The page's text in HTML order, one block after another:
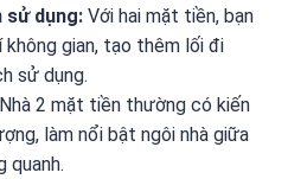
sử dụng: Với hai mặt tiền, bạn
gian, tạo thêm lối đi
sử dụng.
Nhà 2 mặt tiền thường có kiến
làm nổi bật ngôi nhà giữa
quanh.